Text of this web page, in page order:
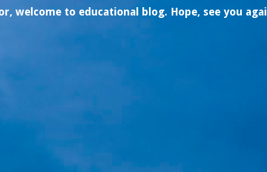
to educationalblog. Hope, see you again- thank